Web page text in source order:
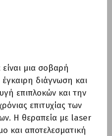
μια σοβαρή
διάγνωση και
επιπλοκών και την
επιτυχίας των
Η θεραπεία με laser
και αποτελεσματική